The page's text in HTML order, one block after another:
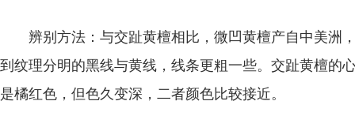
辨别方法：与交趾黄檀相比，微凹黄檀产自中美洲
到纹理分明的黑线与黄线，线条更粗一些。交趾黄檀的
是橘红色，但色久变深，二者颜色比较接近。